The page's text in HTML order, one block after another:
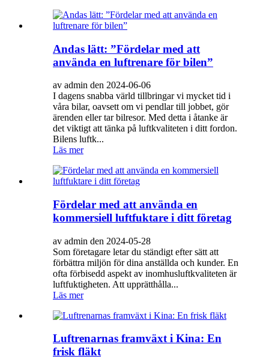
Andas lätt: ”Fördelar med att
använda en luftrenare för bilen”
av admin den 2024-06-06
I dagens snabba värld tillbringar vi mycket tid i
våra bilar, oavsett om vi pendlar till jobbet, gör
ärenden eller tar bilresor. Med detta i åtanke är
det viktigt att tänka på luftkvaliteten i ditt fordon.
Bilens luftk...
Läs mer
Fördelar med att använda en
kommersiell luftfuktare i ditt företag
av admin den 2024-05-28
Som företagare letar du ständigt efter sätt att
förbättra miljön för dina anställda och kunder. En
ofta förbisedd aspekt av inomhusluftkvaliteten är
luftfuktigheten. Att upprätthålla...
Läs mer
Luftrenarnas framväxt i Kina: En
frisk fläkt